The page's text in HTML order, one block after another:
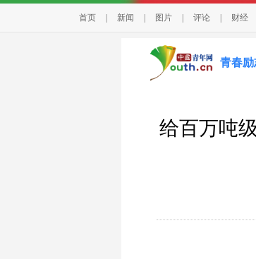
首页 新闻 图片 评论 财经
青春励
给百万吨